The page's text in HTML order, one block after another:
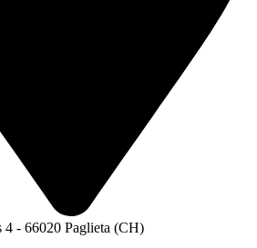
4 - 66020 Paglieta (CH)